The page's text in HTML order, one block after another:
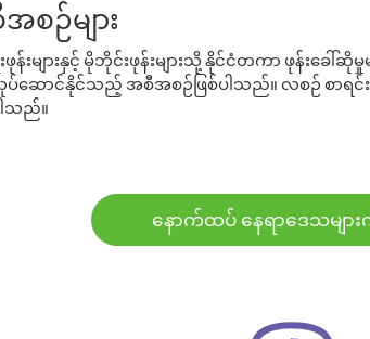
စဉ်များ
များနှင့် မိုဘိုင်းဖုန်းများသို့ နိုင်ငံတကာ ဖုန်းခေ
ဆောင်နိုင်သည့် အစီအစဉ်ဖြစ်ပါသည်။ လစဉ် စာရင်
ါသည်။
နောက်ထပ် နေရာဒေသများ